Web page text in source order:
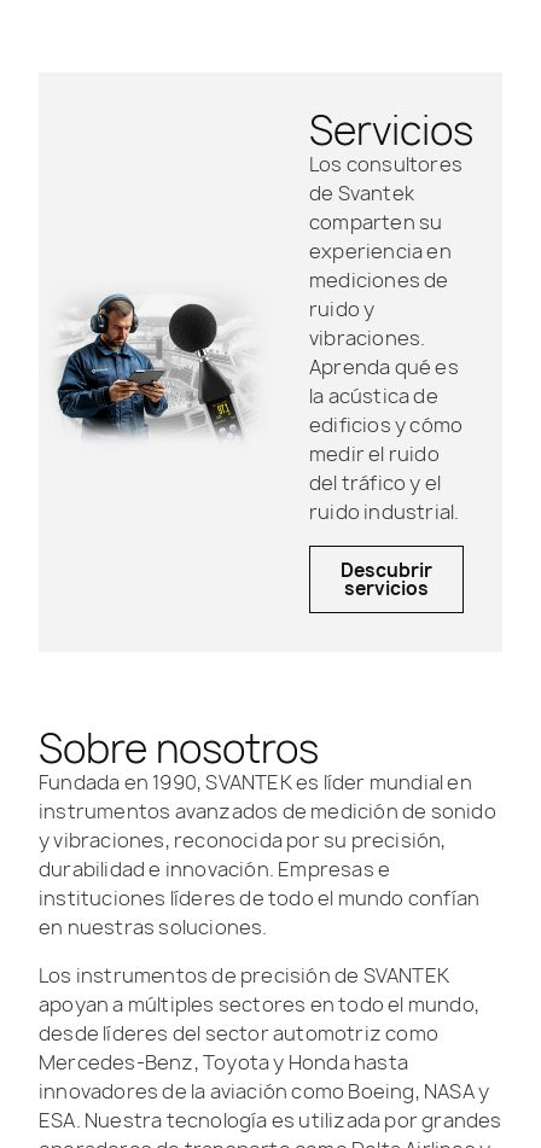
Servicios
Los consultores
de Svantek
comparten su
experiencia en
mediciones de
ruido y
vibraciones.
Aprenda qué es
la acústica de
edificios y cómo
medir el ruido
del tráfico y el
ruido industrial.
Descubrir
servicios
Sobre nosotros
Fundada en 1990, SVANTEK es líder mundial en
instrumentos avanzados de medición de sonido
y vibraciones, reconocida por su precisión,
durabilidad e innovación. Empresas e
instituciones líderes de todo el mundo confían
en nuestras soluciones.
Los instrumentos de precisión de SVANTEK
apoyan a múltiples sectores en todo el mundo,
desde líderes del sector automotriz como
Mercedes-Benz, Toyota y Honda hasta
innovadores de la aviación como Boeing, NASA y
ESA. Nuestra tecnología es utilizada por grandes